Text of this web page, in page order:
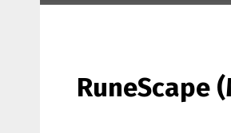
RuneScape